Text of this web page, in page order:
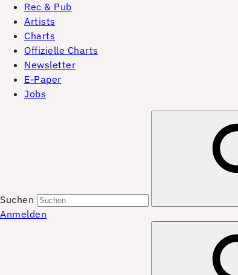
Rec & Pub
Artists
Charts
Offizielle Charts
Newsletter
E-Paper
Jobs
Suchen
Anmelden